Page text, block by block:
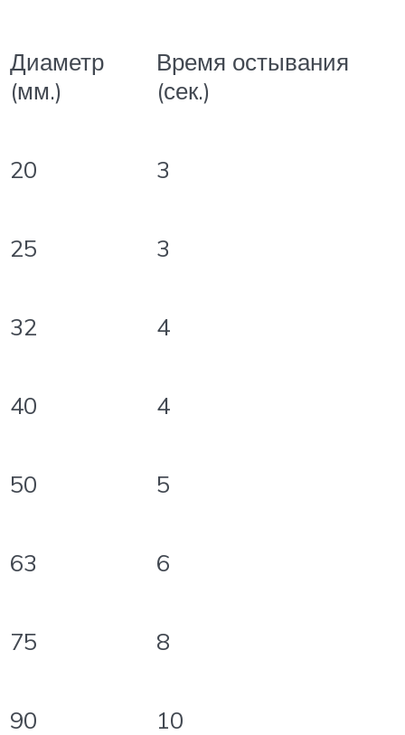
Диаметр
(мм.)
Время остывания
(сек.)
20 3
25 3
32 4
40 4
50 5
63 6
75 8
90 10